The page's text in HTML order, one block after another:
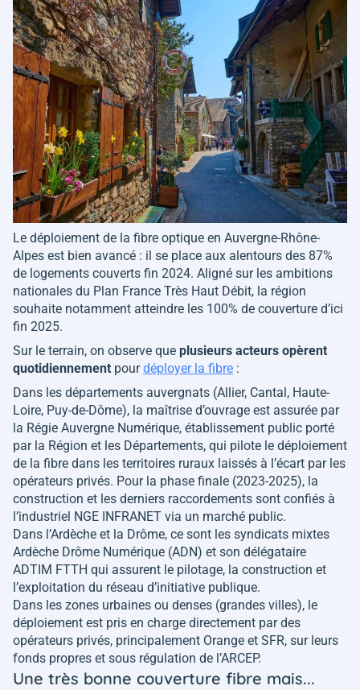
Le déploiement de la fibre optique en Auvergne-Rhône-
Alpes est bien avancé : il se place aux alentours des 87%
de logements couverts fin 2024. Aligné sur les ambitions
nationales du Plan France Très Haut Débit, la région
souhaite notamment atteindre les 100% de couverture d’ici
fin 2025.
Sur le terrain, on observe que plusieurs acteurs opèrent
quotidiennement pourdéployer la fibre :
Dans les départements auvergnats (Allier, Cantal, Haute-
Loire, Puy-de-Dôme), la maîtrise d’ouvrage est assurée par
la Régie Auvergne Numérique, établissement public porté
par la Région et les Départements, qui pilote le déploiement
de la fibre dans les territoires ruraux laissés à l’écart par les
opérateurs privés. Pour la phase finale (2023-2025), la
construction et les derniers raccordements sont confiés à
l’industriel NGE INFRANET via un marché public.
Dans l’Ardèche et la Drôme, ce sont les syndicats mixtes
Ardèche Drôme Numérique (ADN) et son délégataire
ADTIM FTTH qui assurent le pilotage, la construction et
l’exploitation du réseau d’initiative publique.
Dans les zones urbaines ou denses (grandes villes), le
déploiement est pris en charge directement par des
opérateurs privés, principalement Orange et SFR, sur leurs
fonds propres et sous régulation de l’ARCEP.
Une très bonne couverture fibre mais...